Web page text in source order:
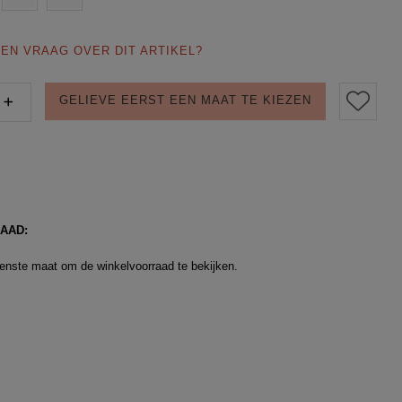
VRAAG OVER DIT ARTIKEL?
GELIEVE EERST EEN MAAT TE KIEZEN
maat om de winkelvoorraad te bekijken.